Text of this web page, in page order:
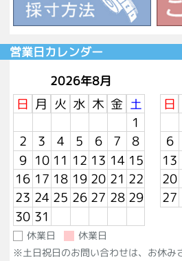
営業日カレンダー
2026年8月
日 月 火 水 木 金 土
1
2
3 4 5 6 7
8
9 10 11 12 13 14 15
16 17 18 19 20 21 22
23 24 25 26 27 28 29
30 31
日
6
13
20
27
休業日
休業日
※土日祝日のお問い合わせは、お休み